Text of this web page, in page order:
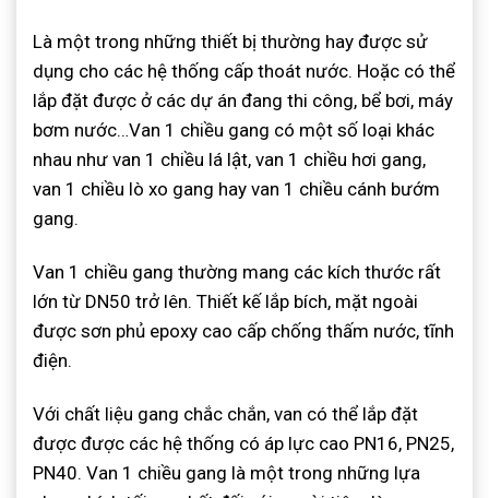
Là một trong những thiết bị thường hay được sử
dụng cho các hệ thống cấp thoát nước. Hoặc có thể
lắp đặt được ở các dự án đang thi công, bể bơi, máy
bơm nước…Van 1 chiều gang có một số loại khác
nhau như van 1 chiều lá lật, van 1 chiều hơi gang,
van 1 chiều lò xo gang hay van 1 chiều cánh bướm
gang.
Van 1 chiều gang thường mang các kích thước rất
lớn từ DN50 trở lên. Thiết kế lắp bích, mặt ngoài
được sơn phủ epoxy cao cấp chống thấm nước, tĩnh
điện.
Với chất liệu gang chắc chắn, van có thể lắp đặt
được được các hệ thống có áp lực cao PN16, PN25,
PN40. Van 1 chiều gang là một trong những lựa